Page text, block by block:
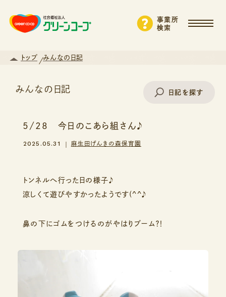
事業所
検索
トップ みんなの日記
みんなの日記 日記を探す
エリアから探す
5/28 今日のこあら組さん♪
2025.05.31 麻生田げんきの森保育園
トンネルへ行った日の様子♪
涼しくて遊びやすかったようです(^^♪
鼻の下にゴムをつけるのがやはりブーム？！